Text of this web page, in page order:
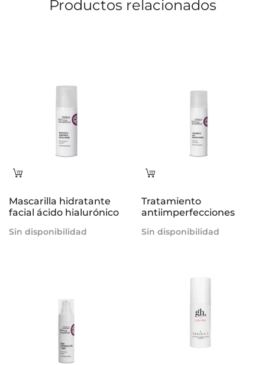
Productos relacionados
Leer
Mascarilla hidratante
facial ácido hialurónico
Sin disponibilidad
Leer
Tratamiento
antiimperfecciones
Sin disponibilidad